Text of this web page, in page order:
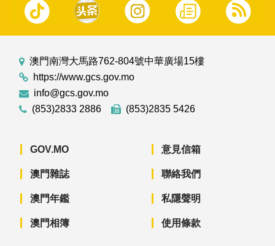
澳門南灣大馬路762-804號中華廣場15樓
https://www.gcs.gov.mo
info@gcs.gov.mo
(853)2833 2886
(853)2835 5426
GOV.MO
澳門雜誌
澳門年鑑
澳門相簿
意見信箱
聯絡我們
私隱聲明
使用條款